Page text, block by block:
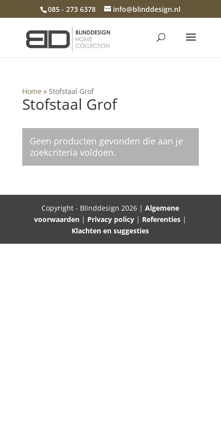
085 - 273 6378 info@blinddesign.nl
Home » Stofstaal Grof
Stofstaal Grof
Geen producten gevonden die aan je
zoekcriteria voldoen.
Copyright - Blinddesign 2026 |Algemene
voorwaarden | Privacy policy | Referenties |
Klachten en suggesties